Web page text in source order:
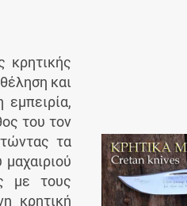
κρητικής
και
του τον
τα
με τους
κρητική